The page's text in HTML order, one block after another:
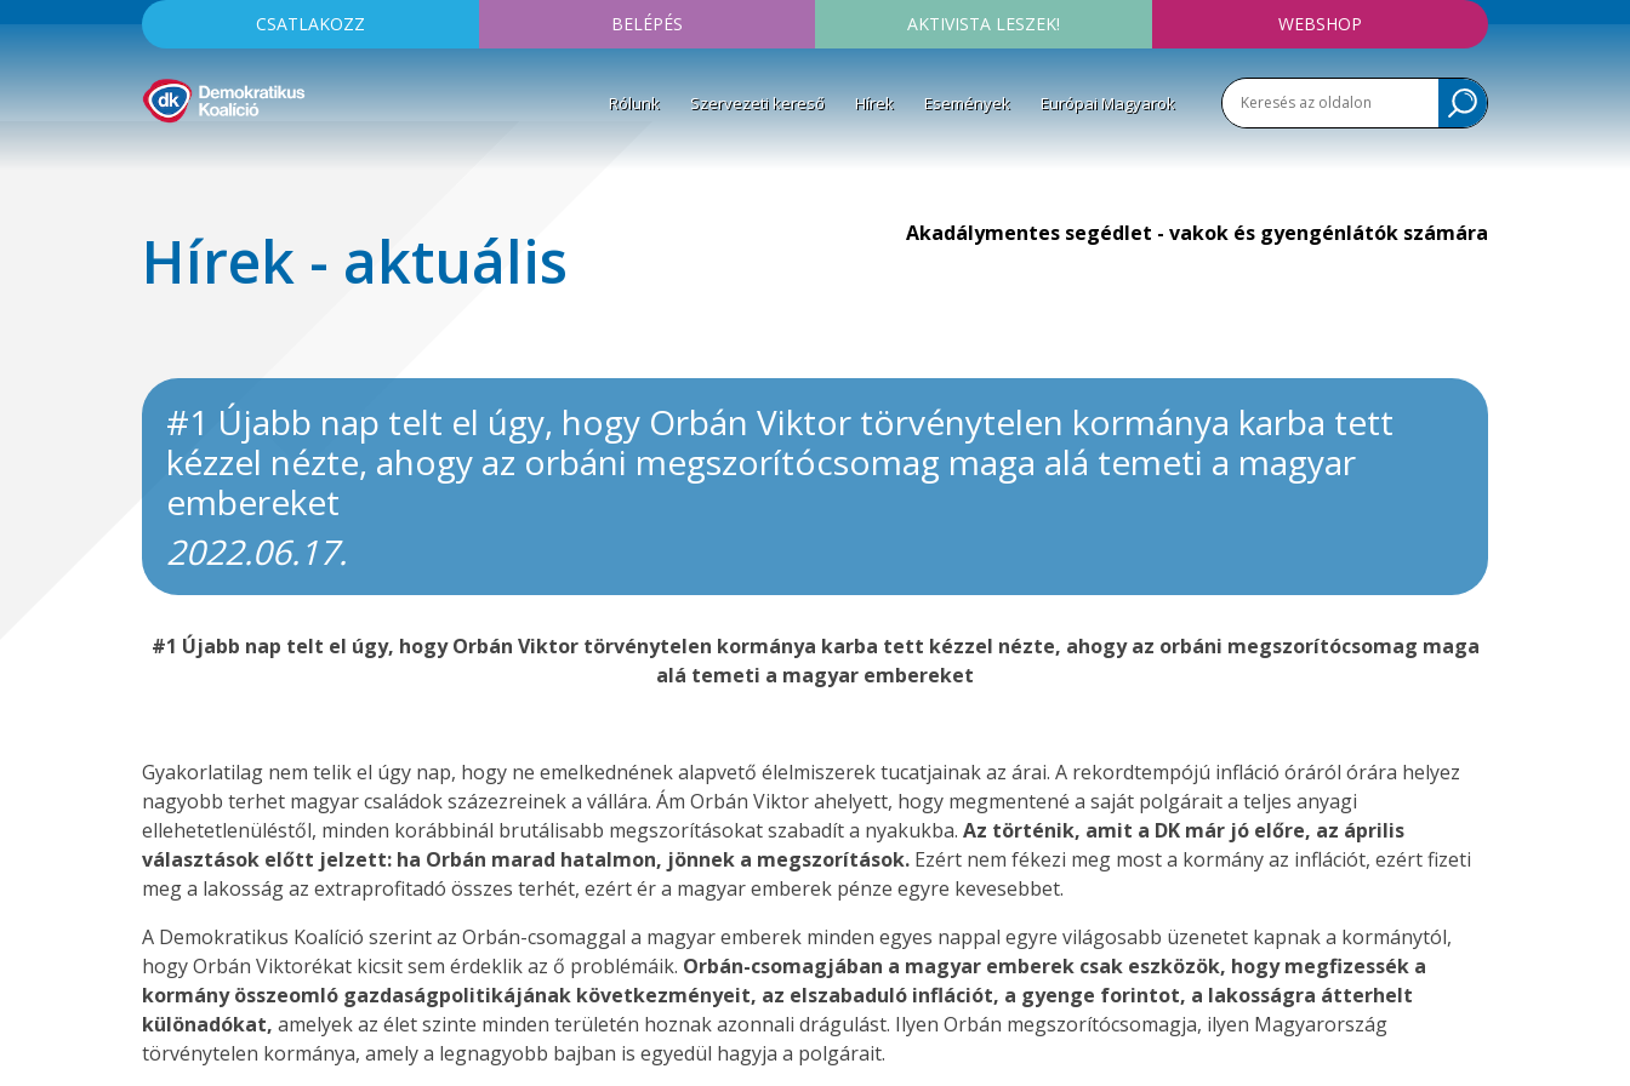
CSATLAKOZZ BELÉPÉS AKTIVISTA LESZEK! WEBSHOP
Rólunk Szervezeti kereső Hírek Események Európai Magyarok
Hírek - aktuális Akadálymentes segédlet - vakok és gyengénlátók számára
#1 Újabb nap telt el úgy, hogy Orbán Viktor törvénytelen kormánya karba tett
kézzel nézte, ahogy az orbáni megszorítócsomag maga alá temeti a magyar
embereket
2022.06.17.
#1 Újabb nap telt el úgy, hogy Orbán Viktor törvénytelen kormánya karba tett kézzel nézte, ahogy az orbáni megszorítócsomag maga
alá temeti a magyar embereket
Gyakorlatilag nem telik el úgy nap, hogy ne emelkednének alapvető élelmiszerek tucatjainak az árai. A rekordtempójú infláció óráról órára helyez
nagyobb terhet magyar családok százezreinek a vállára. Ám Orbán Viktor ahelyett, hogy megmentené a saját polgárait a teljes anyagi
ellehetetlenüléstől, minden korábbinál brutálisabb megszorításokat szabadít a nyakukba. Az történik, amit a DK már jó előre, az április
választások előtt jelzett: ha Orbán marad hatalmon, jönnek a megszorítások. Ezért nem fékezi meg most a kormány az inflációt, ezért fizeti
meg a lakosság az extraprofitadó összes terhét, ezért ér a magyar emberek pénze egyre kevesebbet.
A Demokratikus Koalíció szerint az Orbán-csomaggal a magyar emberek minden egyes nappal egyre világosabb üzenetet kapnak a kormánytól,
hogy Orbán Viktorékat kicsit sem érdeklik az ő problémáik. Orbán-csomagjában a magyar emberek csak eszközök, hogy megfizessék a
kormány összeomló gazdaságpolitikájának következményeit, az elszabaduló inflációt, a gyenge forintot, a lakosságra átterhelt
különadókat, amelyek az élet szinte minden területén hoznak azonnali drágulást. Ilyen Orbán megszorítócsomagja, ilyen Magyarország
törvénytelen kormánya, amely a legnagyobb bajban is egyedül hagyja a polgárait.